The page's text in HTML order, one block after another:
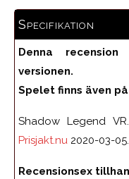
Specifikation
Denna
versionen.
Spelet finns även på
Shadow Legend
Prisjakt.nu 2020-03-05.
Recensionsex